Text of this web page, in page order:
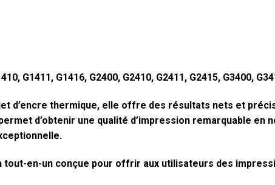
G1411, G1416, G2400, G2410, G2411, G2415, G3400,
d’encre thermique, elle offre des résultats nets et
d’obtenir une qualité d’impression remarquable
tout-en-un conçue pour offrir aux utilisateurs des